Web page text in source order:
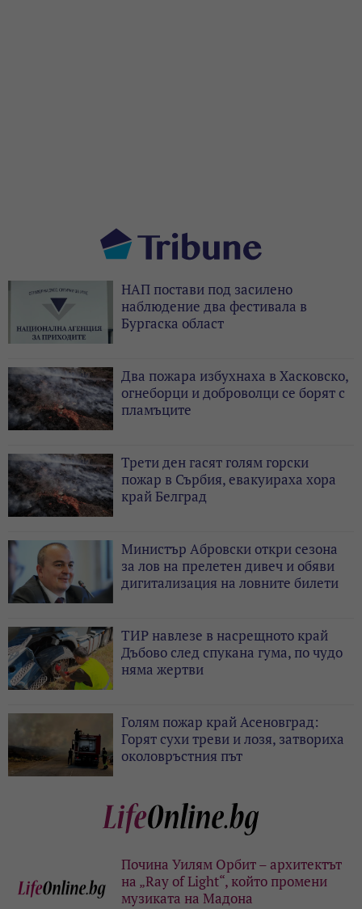
НАП постави под засилено
наблюдение два фестивала в
Бургаска област
Два пожара избухнаха в Хасковско,
огнеборци и доброволци се борят с
пламъците
Трети ден гасят голям горски
пожар в Сърбия, евакуираха хора
край Белград
Министър Абровски откри сезона
за лов на прелетен дивеч и обяви
дигитализация на ловните билети
ТИР навлезе в насрещното край
Дъбово след спукана гума, по чудо
няма жертви
Голям пожар край Асеновград:
Горят сухи треви и лозя, затвориха
околовръстния път
Почина Уилям Орбит – архитектът
на „Ray of Light“, който промени
музиката на Мадона